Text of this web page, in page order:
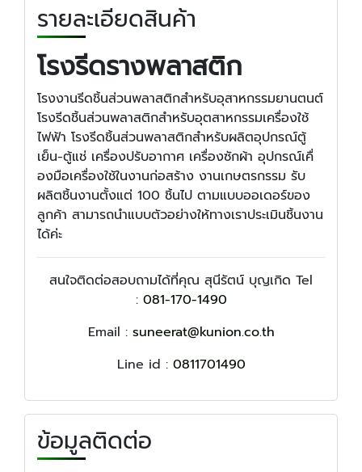
รายละเอียดสินค้า
โรงรีดรางพลาสติก
โรงงานรีดชิ้นส่วนพลาสติกสำหรับอุสาหกรรมยานตนต์
โรงรีดชิ้นส่วนพลาสติกสำหรับอุตสาหกรรมเครื่องใช้
ไฟฟ้า โรงรีดชิ้นส่วนพลาสติกสำหรับผลิตอุปกรณ์ตู้
เย็น-ตู้แช่ เครื่องปรับอากาศ เครื่องซักผ้า อุปกรณ์เคื่
องมือเครื่องใช้ในงานก่อสร้าง งานเกษตรกรรม รับ
ผลิตชิ้นงานตั้งแต่ 100 ชิ้นไป ตามแบบออเดอร์ของ
ลูกค้า สามารถนำแบบตัวอย่างให้ทางเราประเมินชิ้นงาน
ได้ค่ะ
สนใจติดต่อสอบถามได้ที่คุณ สุนีรัตน์ บุญเกิด Tel
: 081-170-1490
Email : suneerat@kunion.co.th
Line id : 0811701490
ข้อมูลติดต่อ